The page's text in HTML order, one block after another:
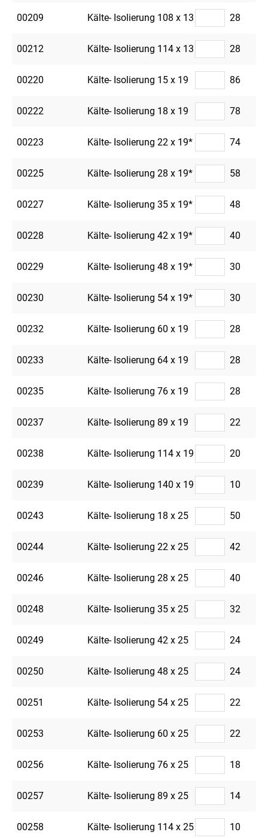
00209 Kälte- Isolierung 108 x 13 28
00212 Kälte- Isolierung 114 x 13 28
00220 Kälte- Isolierung 15 x 19 86
00222 Kälte- Isolierung 18 x 19 78
00223 Kälte- Isolierung 22 x 19* 74
00225 Kälte- Isolierung 28 x 19* 58
00227 Kälte- Isolierung 35 x 19* 48
00228 Kälte- Isolierung 42 x 19* 40
00229 Kälte- Isolierung 48 x 19* 30
00230 Kälte- Isolierung 54 x 19* 30
00232 Kälte- Isolierung 60 x 19 28
00233 Kälte- Isolierung 64 x 19 28
00235 Kälte- Isolierung 76 x 19 28
00237 Kälte- Isolierung 89 x 19 22
00238 Kälte- Isolierung 114 x 19 20
00239 Kälte- Isolierung 140 x 19 10
00243 Kälte- Isolierung 18 x 25 50
00244 Kälte- Isolierung 22 x 25 42
00246 Kälte- Isolierung 28 x 25 40
00248 Kälte- Isolierung 35 x 25 32
00249 Kälte- Isolierung 42 x 25 24
00250 Kälte- Isolierung 48 x 25 24
00251 Kälte- Isolierung 54 x 25 22
00253 Kälte- Isolierung 60 x 25 22
00256 Kälte- Isolierung 76 x 25 18
00257 Kälte- Isolierung 89 x 25 14
00258 Kälte- Isolierung 114 x 25 10